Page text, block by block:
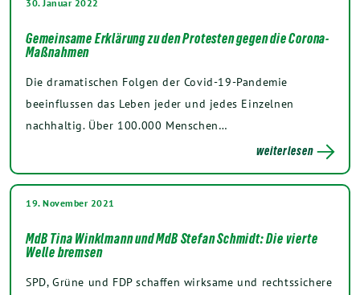
30. Januar 2022
Gemeinsame Erklärung zu den Protesten gegen die Corona-
Maßnahmen
Die dramatischen Folgen der Covid-19-Pandemie
beeinflussen das Leben jeder und jedes Einzelnen
nachhaltig. Über 100.000 Menschen…
weiterlesen
19. November 2021
MdB Tina Winklmann und MdB Stefan Schmidt: Die vierte
Welle bremsen
SPD, Grüne und FDP schaffen wirksame und rechtssichere